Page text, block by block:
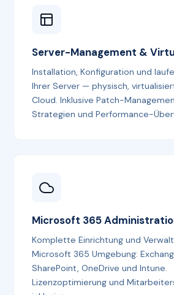
Server-Management &
Installation, Konfiguration und
Ihrer Server — physisch,
Cloud. Inklusive Patch-
Strategien und Performance-
Microsoft 365
Komplette Einrichtung und
Microsoft 365 Umgebung:
SharePoint, OneDrive und Intune.
Lizenzoptimierung und